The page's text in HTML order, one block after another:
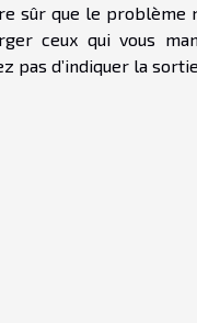
sûr que le problème
ceux qui vous
pas d’indiquer la